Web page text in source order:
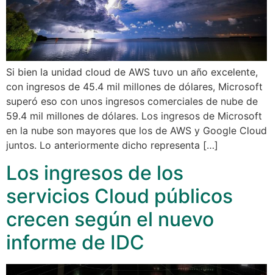
Si bien la unidad cloud de AWS tuvo un año excelente,
con ingresos de 45.4 mil millones de dólares, Microsoft
superó eso con unos ingresos comerciales de nube de
59.4 mil millones de dólares. Los ingresos de Microsoft
en la nube son mayores que los de AWS y Google Cloud
juntos. Lo anteriormente dicho representa […]
Los ingresos de los
servicios Cloud públicos
crecen según el nuevo
informe de IDC